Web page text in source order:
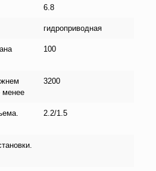
6.8
гидроприводная
100
менее
3200
2.2/1.5